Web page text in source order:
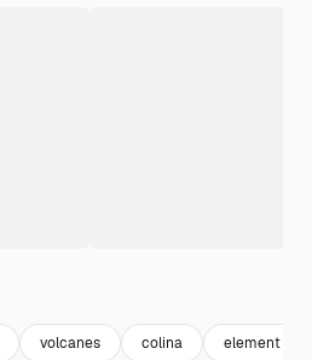
volcanes colina element